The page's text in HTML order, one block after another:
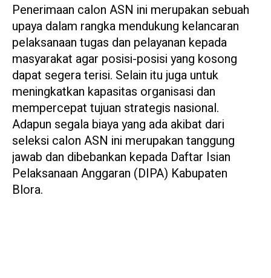
Penerimaan calon ASN ini merupakan sebuah
upaya dalam rangka mendukung kelancaran
pelaksanaan tugas dan pelayanan kepada
masyarakat agar posisi-posisi yang kosong
dapat segera terisi. Selain itu juga untuk
meningkatkan kapasitas organisasi dan
mempercepat tujuan strategis nasional.
Adapun segala biaya yang ada akibat dari
seleksi calon ASN ini merupakan tanggung
jawab dan dibebankan kepada Daftar Isian
Pelaksanaan Anggaran (DIPA) Kabupaten
Blora.